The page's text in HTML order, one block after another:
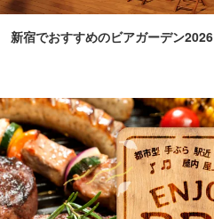
新宿でおすすめのビアガーデン2026